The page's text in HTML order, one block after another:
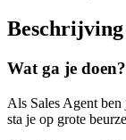
Beschrijving
Wat ga je doen?
Als Sales Agent
sta je op grote